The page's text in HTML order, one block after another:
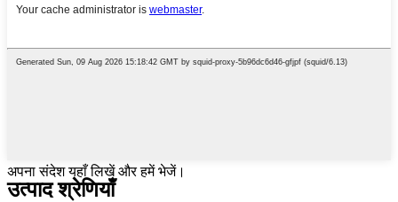
अपना संदेश यहाँ लिखें और हमें भेजें।
उत्पाद श्रेणियाँ